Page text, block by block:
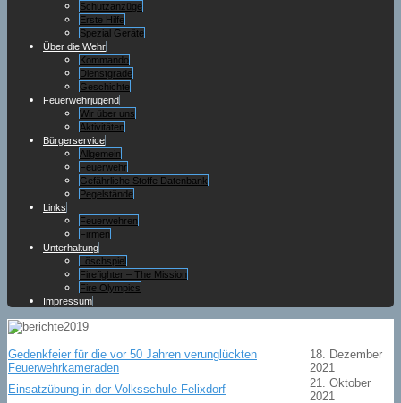
Schutzanzüge
Erste Hilfe
Spezial Geräte
Über die Wehr
Kommando
Dienstgrade
Geschichte
Feuerwehrjugend
Wir über uns
Aktivitäten
Bürgerservice
Allgemein
Feuerwehr
Gefährliche Stoffe Datenbank
Pegelstände
Links
Feuerwehren
Firmen
Unterhaltung
Löschspiel
Firefighter – The Mission
Fire Olympics
Impressum
Gedenkfeier für die vor 50 Jahren verunglückten
Feuerwehrkameraden
18. Dezember
2021
Einsatzübung in der Volksschule Felixdorf
21. Oktober
2021